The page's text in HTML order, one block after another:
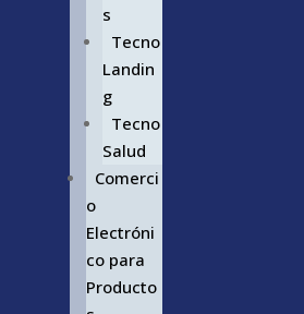
s
Tecno
Landin
g
Tecno
Salud
Comerci
o
Electróni
co para
Producto